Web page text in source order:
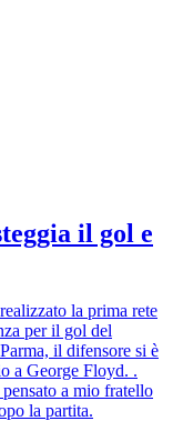
il gol e
la prima rete
per il gol del
il difensore si è
a George Floyd. .
a mio fratello
la partita.